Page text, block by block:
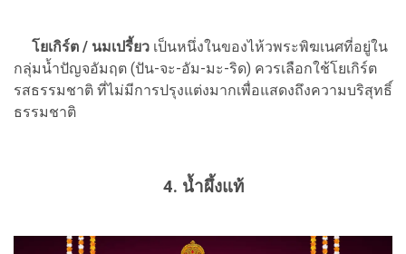
โยเกิร์ต / นมเปรี้ยว เป็นหนึ่งในของไห้วพระพิฆเนศที่อยู่ใน
กลุ่มน้ำปัญจอัมฤต (ปัน-จะ-อัม-มะ-ริด) ควรเลือกใช้โยเกิร์ต
รสธรรมชาติ ที่ไม่มีการปรุงแต่งมากเพื่อแสดงถึงความบริสุทธิ์
ธรรมชาติ
4. น้ำผึ้งแท้